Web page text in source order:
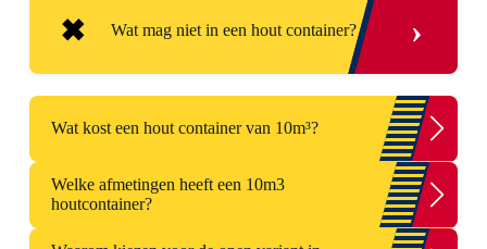
Houten meubels vrij van overige
Hout met spijkers of scharnieren
Wat mag niet in een hout container? ›
Asbest of asbestgelijkend materiaal
Boomstammen
Wat kost een hout container van 10m³?
Een hout container van 10m³ huur je bij Van Dalen
Welke afmetingen heeft een 10m3
houtcontainer?